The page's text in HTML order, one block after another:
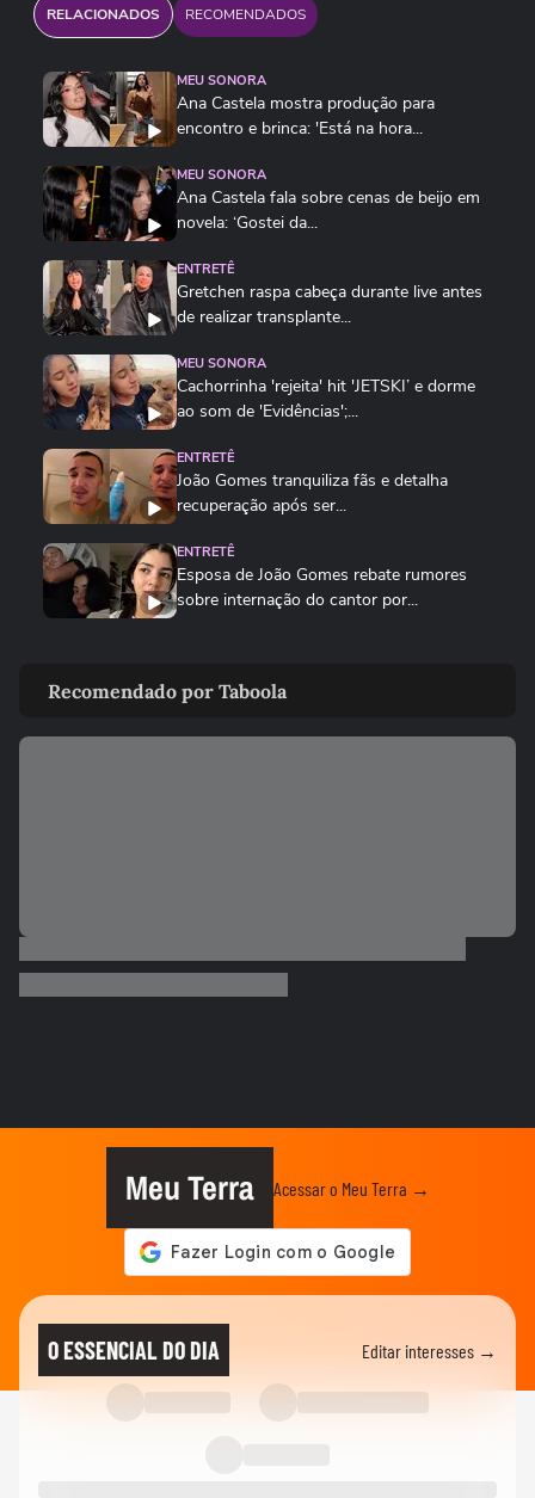
RELACIONADOS RECOMENDADOS
MEU SONORA
Ana Castela mostra produção para
encontro e brinca: 'Está na hora...
MEU SONORA
Ana Castela fala sobre cenas de beijo em
novela: ‘Gostei da...
ENTRETÊ
Gretchen raspa cabeça durante live antes
de realizar transplante...
MEU SONORA
Cachorrinha 'rejeita' hit 'JETSKI’ e dorme
ao som de 'Evidências';...
ENTRETÊ
João Gomes tranquiliza fãs e detalha
recuperação após ser...
ENTRETÊ
Esposa de João Gomes rebate rumores
sobre internação do cantor por...
Nascimento após pneumonia:...
COPA DO MUNDO DA FIFA 2026
gramado vira palco no show do...
Alcione se pronuncia após queda durante
show em São Luís: 'Levanta...
Vocalista de banda de forró, Neto Araújo
morre aos 42 anos
Diego Martins revela que gastou pequena
Recomendado por Taboola
Meu Terra Acessar o Meu Terra →
O ESSENCIAL DO DIA Editar interesses →